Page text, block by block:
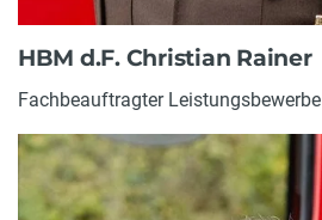
HBM d.F. Christian Rainer
Fachbeauftragter Leistungsbewerbe